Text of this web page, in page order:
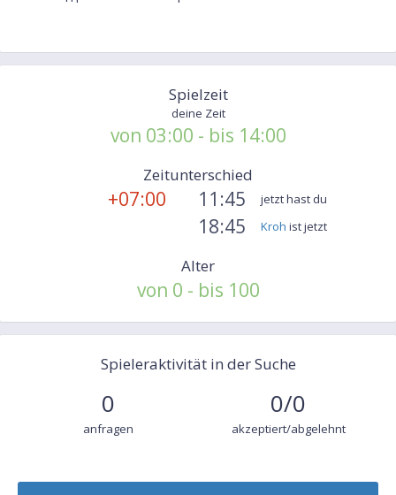
Spielzeit
deine Zeit
von 03:00 - bis 14:00
Zeitunterschied
+07:00 11:45 jetzt hast du
18:45 Kroh ist jetzt
Alter
von 0 - bis 100
Spieleraktivität in der Suche
0
anfragen
0/0
akzeptiert/abgelehnt